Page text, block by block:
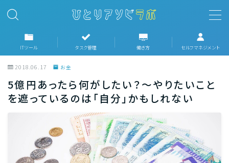
MENU
ホーム
ITツール
タスク管理
働き方
ITツール タスク管理 働き方 セルフマネジメント
2018.06.17 お金
5億円あったら何がしたい？〜やりたいこと
を遮っているのは「自分」かもしれない